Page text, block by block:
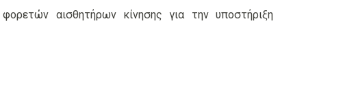
αισθητήρων κίνησης για την υποστήριξη